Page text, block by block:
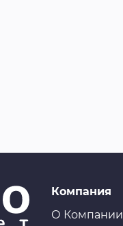
Компания
О Компании